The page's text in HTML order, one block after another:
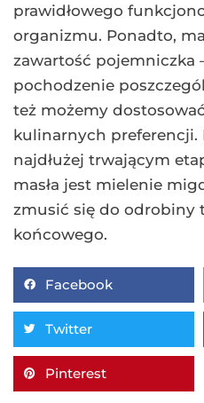
prawidłowego
organizmu. Ponadto,
zawartość pojemniczka
pochodzenie
też możemy
kulinarnych preferencji.
najdłużej trwającym
masła jest mielenie
zmusić się do odrobiny
końcowego.
Facebook
Twitter
Pinterest